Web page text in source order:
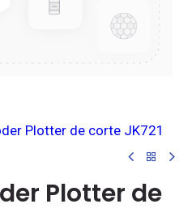
Plotter de corte JK721
Plotter de